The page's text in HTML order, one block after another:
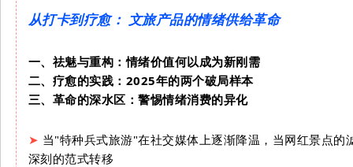
从打卡到疗愈： 文旅产品的情绪供给革命
一、祛魅与重构：情绪价值何以成为新刚需
二、疗愈的实践：2025年的两个破局样本
三、革命的深水区：警惕情绪消费的异化
➤ 当"特种兵式旅游"在社交媒体上逐渐降温，当网红景点
深刻的范式转移